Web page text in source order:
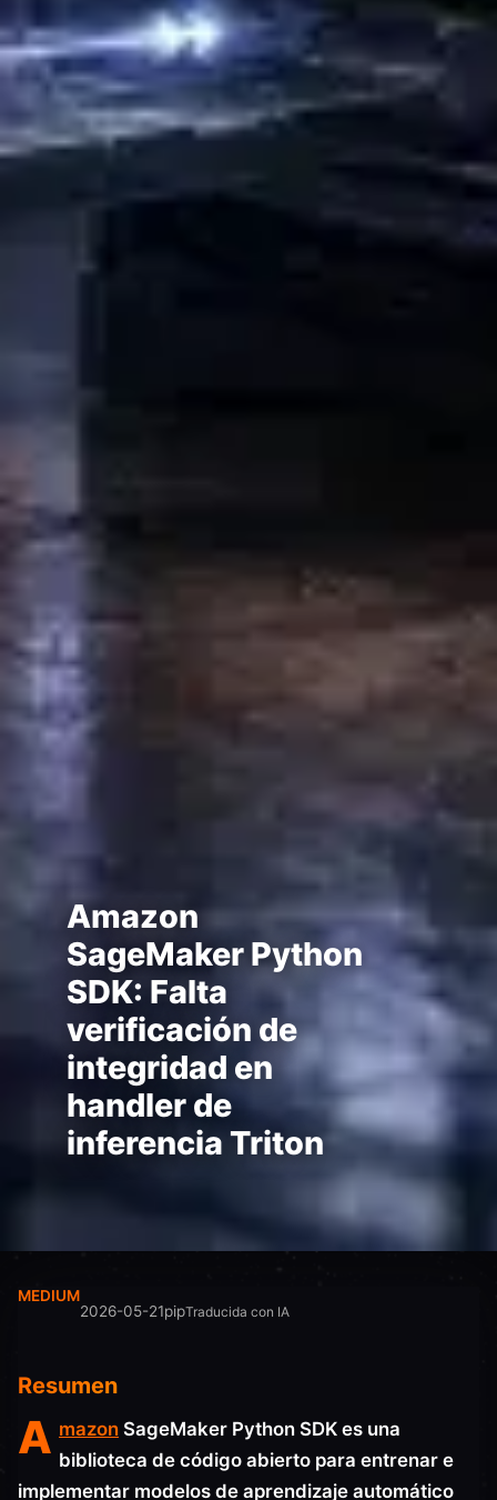
Amazon
SageMaker Python
SDK: Falta
verificación de
integridad en
handler de
inferencia Triton
MEDIUM
2026-05-21pipTraducida con IA
Resumen
A mazon SageMaker Python SDK es una
biblioteca de código abierto para entrenar e
implementar modelos de aprendizaje automático